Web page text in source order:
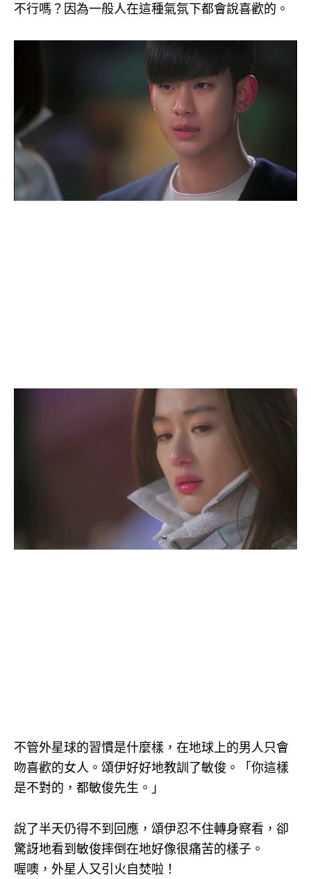
不行嗎？因為一般人在這種氣氛下都會說喜歡的。
不管外星球的習慣是什麼樣，在地球上的男人只會
吻喜歡的女人。頌伊好好地教訓了敏俊。「你這樣
是不對的，都敏俊先生。」
說了半天仍得不到回應，頌伊忍不住轉身察看，卻
驚訝地看到敏俊摔倒在地好像很痛苦的樣子。
喔噢，外星人又引火自焚啦！